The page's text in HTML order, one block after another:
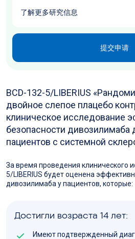
了解更多研究信息
提交申请
BCD-132-5/LIBERIUS
двойное слепое плацебо
клиническое исследование
безопасности дивозилимаба
пациентов с системной
За время проведения клинического
5/LIBERIUS будет оценена
дивозилимаба у пациентов, которые:
Достигли возраста 14 лет:
Имеют подтвержденный